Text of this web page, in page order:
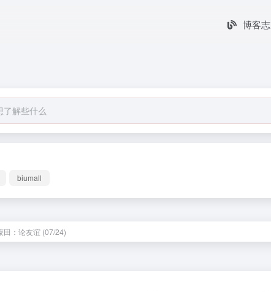
博客志
biumall
田：论友谊 (07/24)